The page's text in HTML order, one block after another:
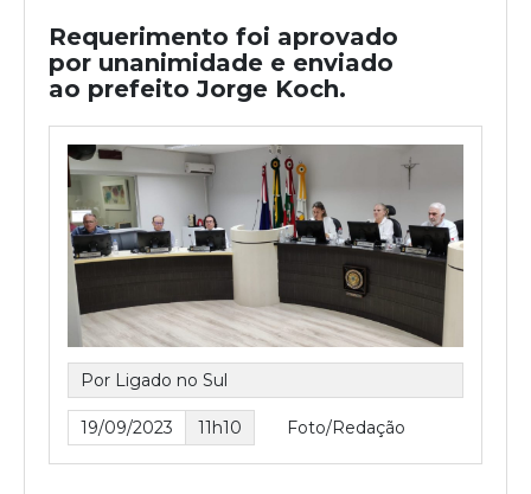
Requerimento foi aprovado
por unanimidade e enviado
ao prefeito Jorge Koch.
Por Ligado no Sul
19/09/2023 11h10 Foto/Redação